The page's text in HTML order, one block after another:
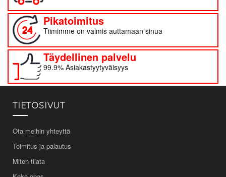
Pikatoimitus
Tiimimme on valmis auttamaan sinua
Täydellinen palvelu
99.9% Asiakastyytyväisyys
TIETOSIVUT
Ota meihin yhteyttä
Toimitus ja palautus
Miten tilata